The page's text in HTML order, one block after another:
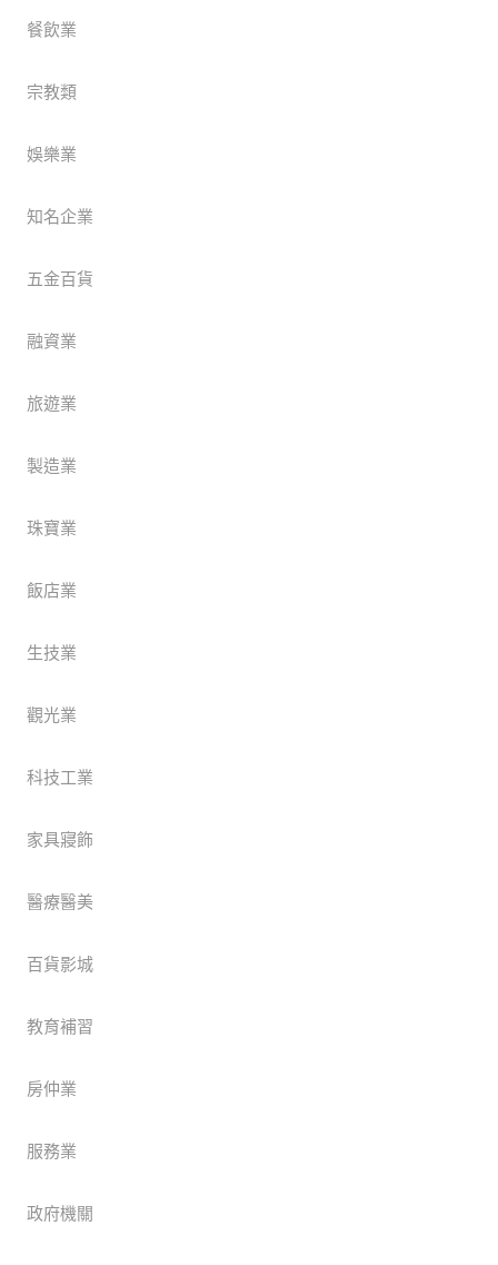
餐飲業
宗教類
娛樂業
知名企業
五金百貨
融資業
旅遊業
製造業
珠寶業
飯店業
生技業
觀光業
科技工業
家具寢飾
醫療醫美
百貨影城
教育補習
房仲業
服務業
政府機關